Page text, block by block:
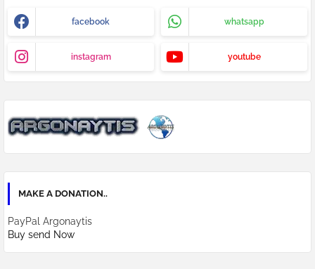
facebook whatsapp
instagram youtube
MAKE A DONATION..
PayPal Argonaytis
Buy send Now